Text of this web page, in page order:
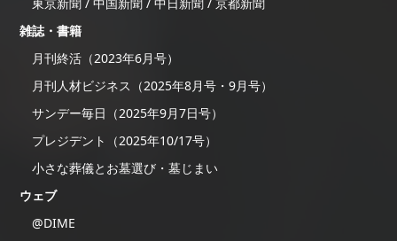
雑誌・書籍
月刊終活（2023年6月号）
月刊人材ビジネス（2025年8月号・9月号）
サンデー毎日（2025年9月7日号）
プレジデント（2025年10/17号）
小さな葬儀とお墓選び・墓じまい
ウェブ
@DIME